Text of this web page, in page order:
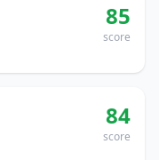
85
score
84
score